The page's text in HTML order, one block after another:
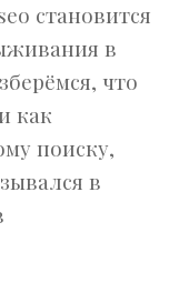
становится
в
что
как
поиску,
в